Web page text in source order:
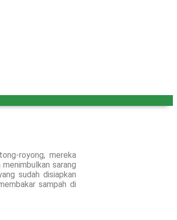
royong, mereka
sarang
sudah disiapkan
sampah di